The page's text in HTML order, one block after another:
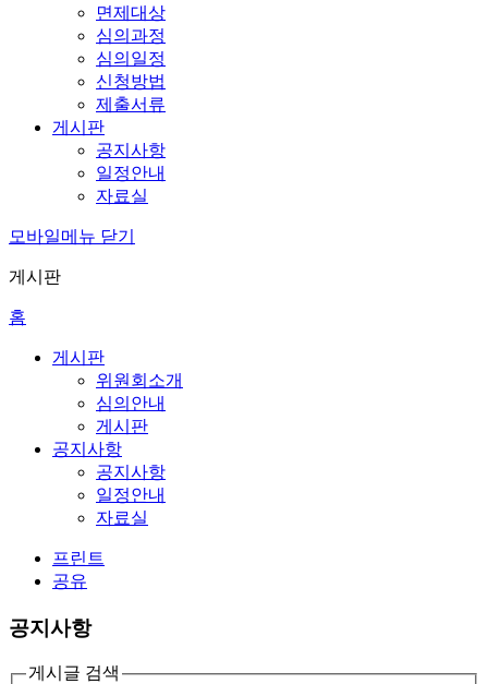
면제대상
심의과정
심의일정
신청방법
제출서류
게시판
공지사항
일정안내
자료실
모바일메뉴 닫기
게시판
홈
게시판
위원회소개
심의안내
게시판
공지사항
공지사항
일정안내
자료실
프린트
공유
공지사항
게시글 검색